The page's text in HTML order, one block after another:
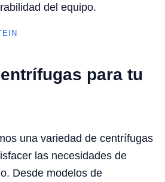
del equipo.
para tu
una variedad de centrífugas
las necesidades de
Desde modelos de